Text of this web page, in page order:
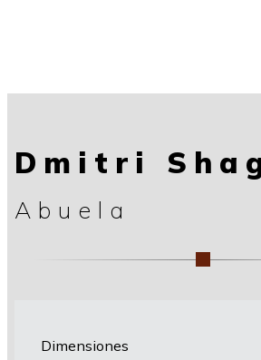
Dmitri
Abuela
Dimensiones